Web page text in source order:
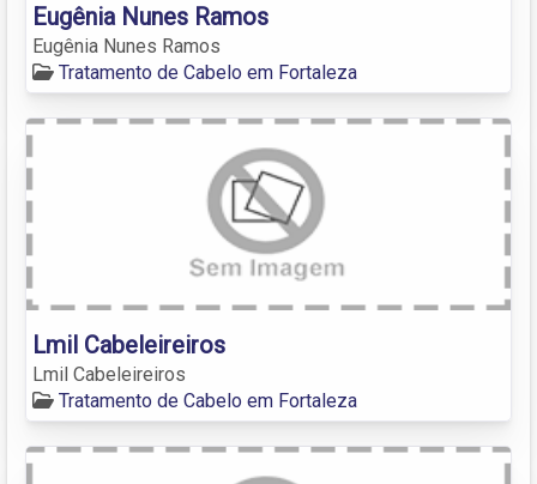
Eugênia Nunes Ramos
Eugênia Nunes Ramos
Tratamento de Cabelo em Fortaleza
Lmil Cabeleireiros
Lmil Cabeleireiros
Tratamento de Cabelo em Fortaleza